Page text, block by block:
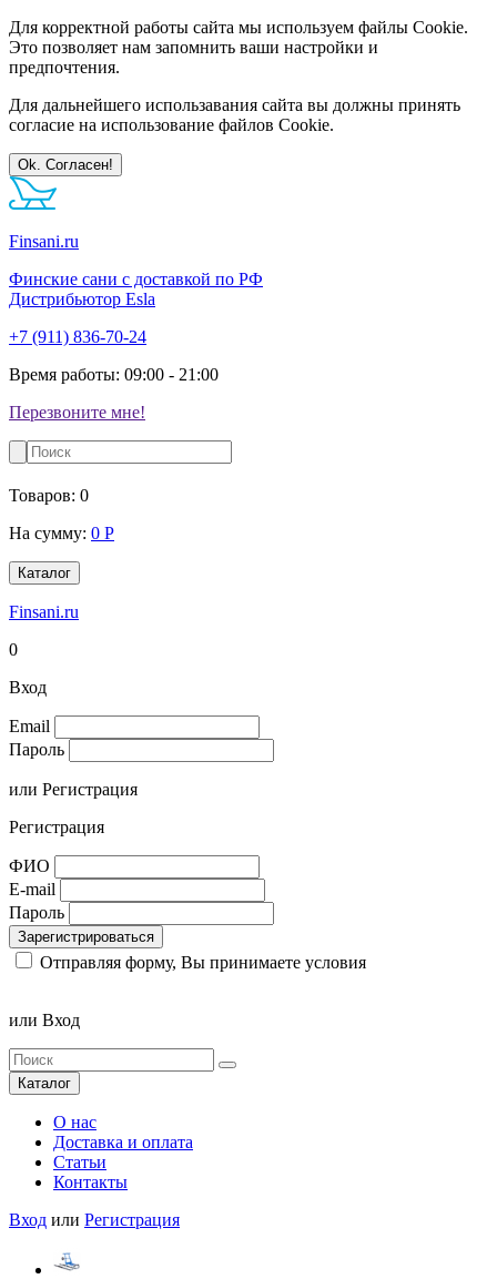
Для корректной работы сайта мы используем файлы Cookie.
Это позволяет нам запомнить ваши настройки и
предпочтения.
Для дальнейшего использавания сайта вы должны принять
согласие на использование файлов Cookie.
Ok. Согласен!
Finsani.ru
Финские сани с доставкой по РФ
Дистрибьютор Esla
+7 (911) 836-70-24
Время работы: 09:00 - 21:00
Перезвоните мне!
Товаров: 0
На сумму: 0 Р
Каталог
Finsani.ru
0
Вход
Email
Пароль
или Регистрация
Регистрация
ФИО
E-mail
Пароль
Зарегистрироваться
Отправляя форму, Вы принимаете условия
или Вход
Каталог
О нас
Доставка и оплата
Статьи
Контакты
Вход или Регистрация